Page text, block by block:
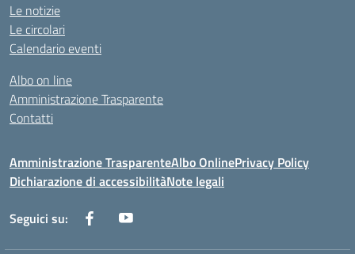
Le notizie
Le circolari
Calendario eventi
Albo on line
Amministrazione Trasparente
Contatti
Amministrazione TrasparenteAlbo OnlinePrivacy Policy
Dichiarazione di accessibilitàNote legali
Seguici su: